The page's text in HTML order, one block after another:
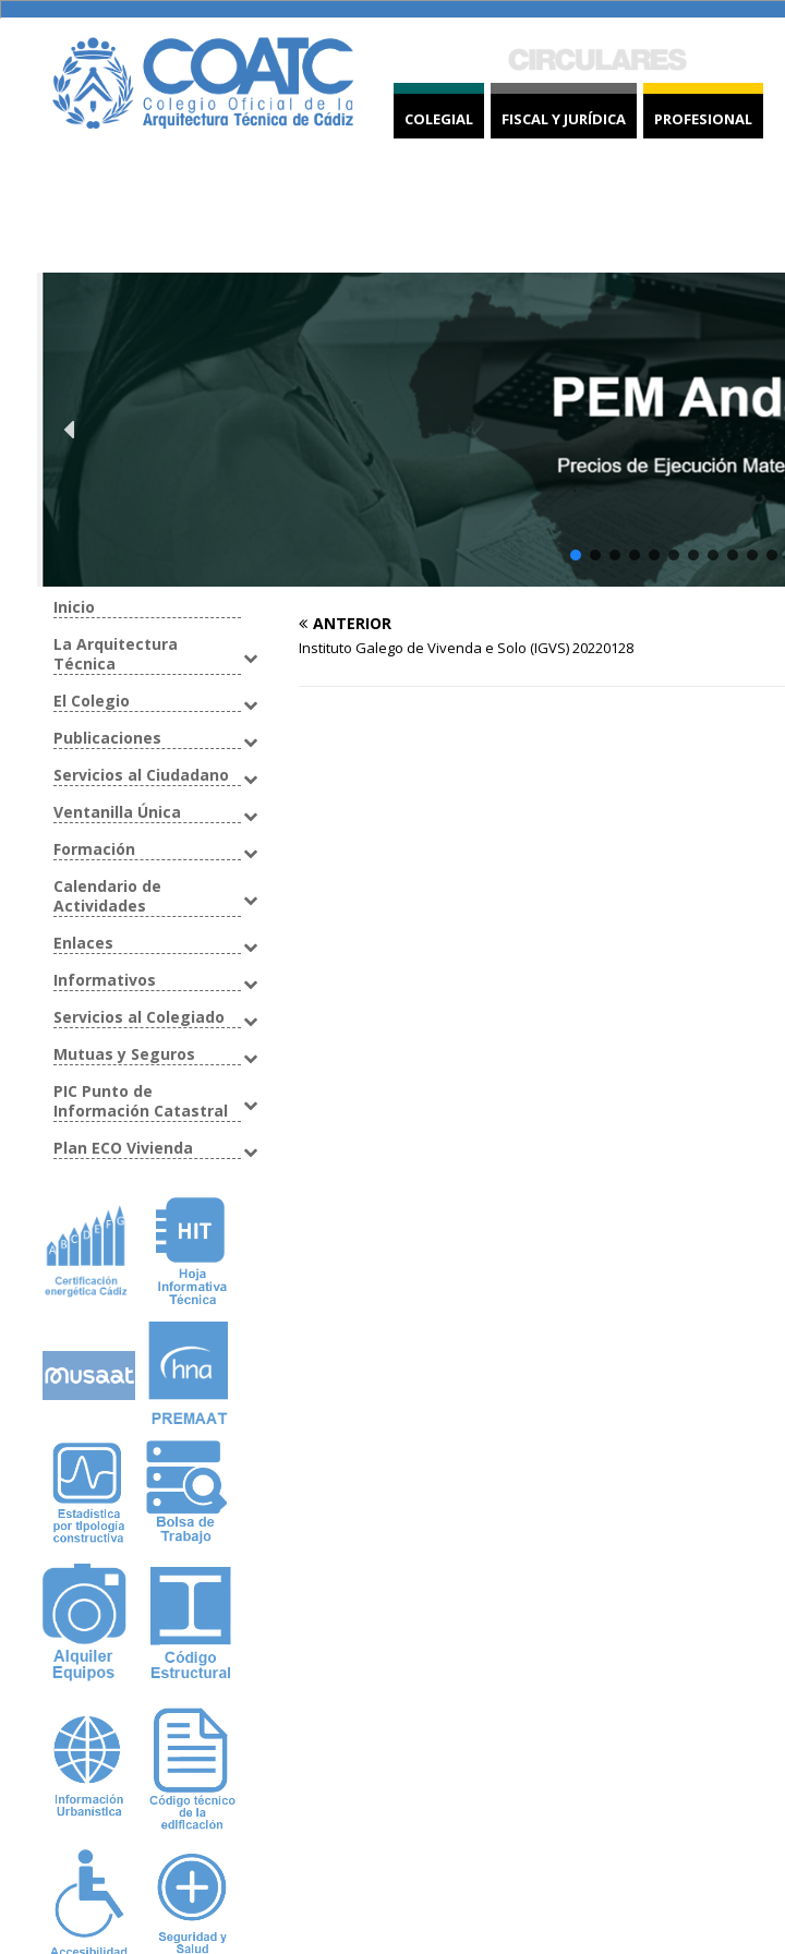
COLEGIAL FISCAL Y JURÍDICA PROFESIONAL
ANTERIOR
Instituto Galego de Vivenda e Solo (IGVS) 20220128
Inicio
La Arquitectura
Técnica
El Colegio
Publicaciones
Servicios al Ciudadano
Ventanilla Única
Formación
Calendario de
Actividades
Enlaces
Informativos
Servicios al Colegiado
Mutuas y Seguros
PIC Punto de
Información Catastral
Plan ECO Vivienda